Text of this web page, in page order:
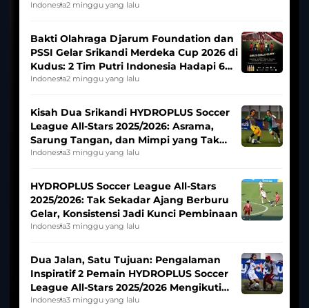
Indonesia2 minggu yang lalu
Bakti Olahraga Djarum Foundation dan
PSSI Gelar Srikandi Merdeka Cup 2026 di
Kudus: 2 Tim Putri Indonesia Hadapi 6
Tim Asia
Indonesia2 minggu yang lalu
Kisah Dua Srikandi HYDROPLUS Soccer
League All-Stars 2025/2026: Asrama,
Sarung Tangan, dan Mimpi yang Tak
Pernah Padam
Indonesia3 minggu yang lalu
HYDROPLUS Soccer League All-Stars
2025/2026: Tak Sekadar Ajang Berburu
Gelar, Konsistensi Jadi Kunci Pembinaan
Indonesia3 minggu yang lalu
Dua Jalan, Satu Tujuan: Pengalaman
Inspiratif 2 Pemain HYDROPLUS Soccer
League All-Stars 2025/2026 Mengikuti
Seleksi Timnas Indonesia Putri
Indonesia3 minggu yang lalu